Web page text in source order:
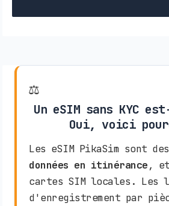
⚖️
Un eSIM sans KYC
Oui, voici
Les eSIM PikaSim sont des
données en itinérance,
cartes SIM locales. Les
d'enregistrement par